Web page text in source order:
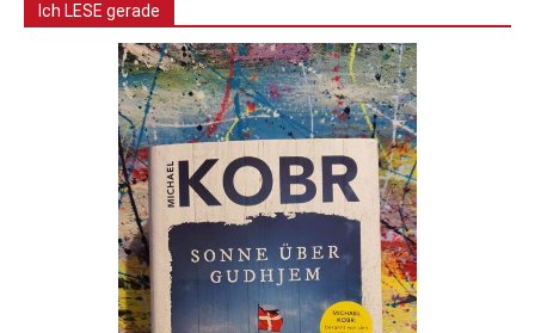
Ich LESE gerade